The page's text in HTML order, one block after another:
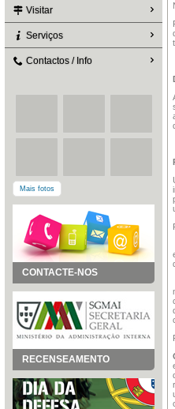
Visitar
Serviços
Contactos / Info
Mais fotos
CONTACTE-NOS
RECENSEAMENTO